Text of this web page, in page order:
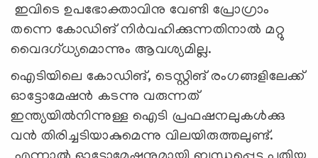
ഇവിടെ ഉപഭോക്താവിനു വേണ്ടി പ്രോഗ്രാം
തന്നെ കോഡിങ് നിർവഹിക്കുന്നതിനാൽ മറ്റു
വൈദഗ്ധ്യമൊന്നും ആവശ്യമില്ല.
ഐടിയിലെ കോഡിങ്, ടെസ്റ്റിങ് രംഗങ്ങളിലേക്ക്
ഓട്ടോമേഷൻ കടന്നു വരുന്നത്
ഇന്ത്യയിൽനിന്നുള്ള ഐടി പ്രഫഷനലുകൾക്കു
വൻ തിരിച്ചടിയാകുമെന്നു വിലയിരുത്തലുണ്ട്.